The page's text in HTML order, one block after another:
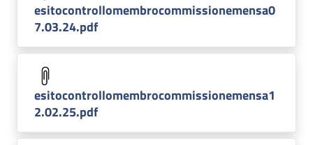
esitocontrollomembrocommissionemensa0
7.03.24.pdf
esitocontrollomembrocommissionemensa1
2.02.25.pdf